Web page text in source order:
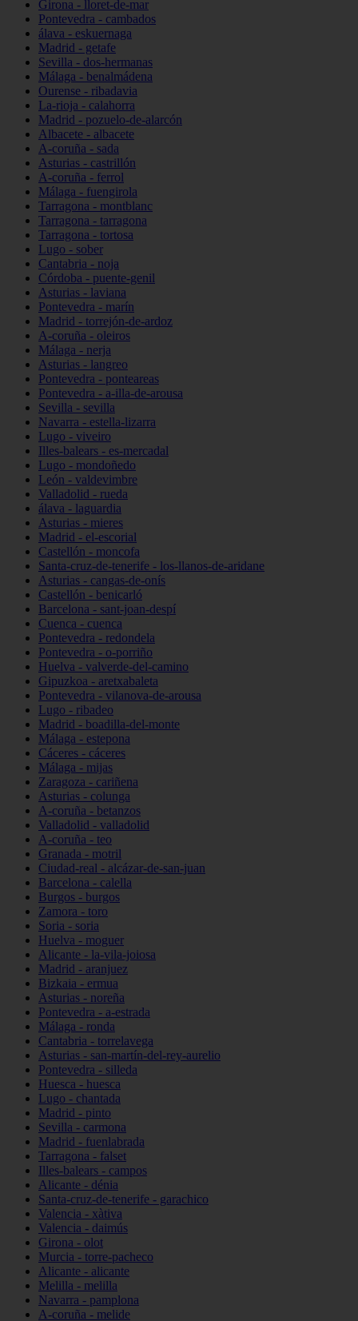
Girona - lloret-de-mar
Pontevedra - cambados
álava - eskuernaga
Madrid - getafe
Sevilla - dos-hermanas
Málaga - benalmádena
Ourense - ribadavia
La-rioja - calahorra
Madrid - pozuelo-de-alarcón
Albacete - albacete
A-coruña - sada
Asturias - castrillón
A-coruña - ferrol
Málaga - fuengirola
Tarragona - montblanc
Tarragona - tarragona
Tarragona - tortosa
Lugo - sober
Cantabria - noja
Córdoba - puente-genil
Asturias - laviana
Pontevedra - marín
Madrid - torrejón-de-ardoz
A-coruña - oleiros
Málaga - nerja
Asturias - langreo
Pontevedra - ponteareas
Pontevedra - a-illa-de-arousa
Sevilla - sevilla
Navarra - estella-lizarra
Lugo - viveiro
Illes-balears - es-mercadal
Lugo - mondoñedo
León - valdevimbre
Valladolid - rueda
álava - laguardia
Asturias - mieres
Madrid - el-escorial
Castellón - moncofa
Santa-cruz-de-tenerife - los-llanos-de-aridane
Asturias - cangas-de-onís
Castellón - benicarló
Barcelona - sant-joan-despí
Cuenca - cuenca
Pontevedra - redondela
Pontevedra - o-porriño
Huelva - valverde-del-camino
Gipuzkoa - aretxabaleta
Pontevedra - vilanova-de-arousa
Lugo - ribadeo
Madrid - boadilla-del-monte
Málaga - estepona
Cáceres - cáceres
Málaga - mijas
Zaragoza - cariñena
Asturias - colunga
A-coruña - betanzos
Valladolid - valladolid
A-coruña - teo
Granada - motril
Ciudad-real - alcázar-de-san-juan
Barcelona - calella
Burgos - burgos
Zamora - toro
Soria - soria
Huelva - moguer
Alicante - la-vila-joiosa
Madrid - aranjuez
Bizkaia - ermua
Asturias - noreña
Pontevedra - a-estrada
Málaga - ronda
Cantabria - torrelavega
Asturias - san-martín-del-rey-aurelio
Pontevedra - silleda
Huesca - huesca
Lugo - chantada
Madrid - pinto
Sevilla - carmona
Madrid - fuenlabrada
Tarragona - falset
Illes-balears - campos
Alicante - dénia
Santa-cruz-de-tenerife - garachico
Valencia - xàtiva
Valencia - daimús
Girona - olot
Murcia - torre-pacheco
Alicante - alicante
Melilla - melilla
Navarra - pamplona
A-coruña - melide